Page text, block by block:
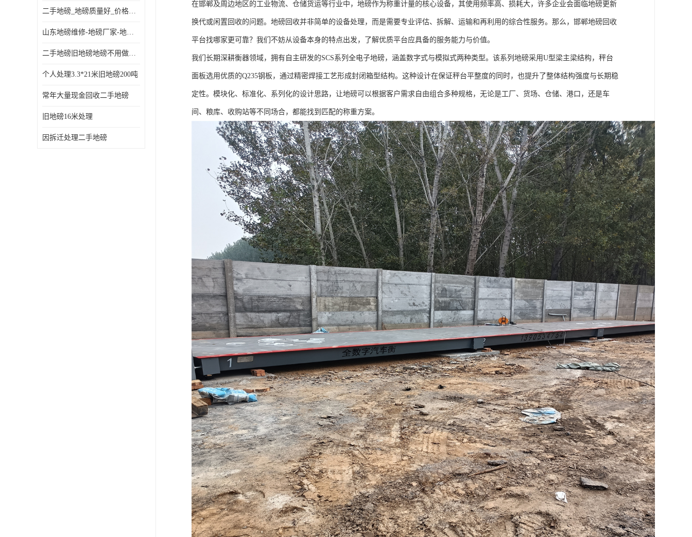
二手地磅_地磅质量好_价格便宜这里找【地磅行家】
山东地磅维修-地磅厂家-地磅价格-二手地磅
二手地磅旧地磅地磅不用做地基
个人处理3.3*21米旧地磅200吨
常年大量现金回收二手地磅
旧地磅16米处理
因拆迁处理二手地磅
在邯郸及周边地区的工业物流、仓储货运等行业中，地磅作为称重计量的核心设备，其使用频率高、损耗大，许多企业会面临地磅更新
换代或闲置回收的问题。地磅回收并非简单的设备处理，而是需要专业评估、拆解、运输和再利用的综合性服务。那么，邯郸地磅回收
平台找哪家更可靠？我们不妨从设备本身的特点出发，了解优质平台应具备的服务能力与价值。
我们长期深耕衡器领域，拥有自主研发的SCS系列全电子地磅，涵盖数字式与模拟式两种类型。该系列地磅采用U型梁主梁结构，秤台
面板选用优质的Q235钢板，通过精密焊接工艺形成封闭箱型结构。这种设计在保证秤台平整度的同时，也提升了整体结构强度与长期稳
定性。模块化、标准化、系列化的设计思路，让地磅可以根据客户需求自由组合多种规格，无论是工厂、货场、仓储、港口，还是车
间、粮库、收购站等不同场合，都能找到匹配的称重方案。